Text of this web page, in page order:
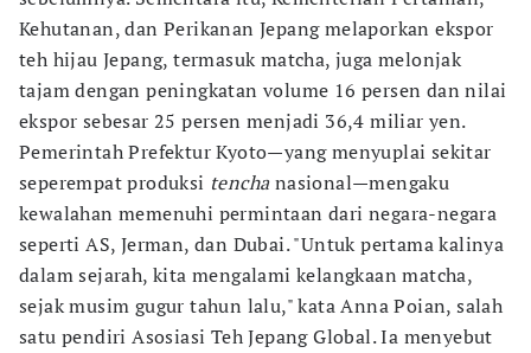
Kehutanan, dan Perikanan Jepang melaporkan ekspor
teh hijau Jepang, termasuk matcha, juga melonjak
tajam dengan peningkatan volume 16 persen dan nilai
ekspor sebesar 25 persen menjadi 36,4 miliar yen.
Pemerintah Prefektur Kyoto—yang menyuplai sekitar
seperempat produksi tenchanasional—mengaku
kewalahan memenuhi permintaan dari negara-negara
seperti AS, Jerman, dan Dubai. "Untuk pertama kalinya
dalam sejarah, kita mengalami kelangkaan matcha,
sejak musim gugur tahun lalu," kata Anna Poian, salah
satu pendiri Asosiasi Teh Jepang Global. Ia menyebut